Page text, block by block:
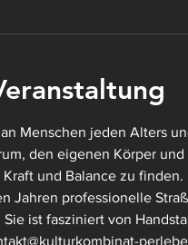
Menschen jeden Alters
den eigenen Körper
und Balance zu finden.
Jahren professionelle
ist fasziniert von